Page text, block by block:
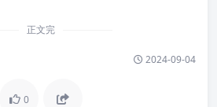
正文完
2024-09-04
0